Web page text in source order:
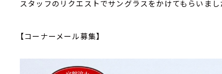
スタッフのリクエストでサングラスをかけてもらいまし
【コーナーメール募集】